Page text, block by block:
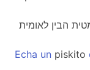
Echa un piskito